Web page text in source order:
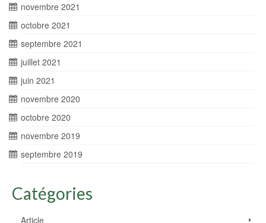
novembre 2021
octobre 2021
septembre 2021
juillet 2021
juin 2021
novembre 2020
octobre 2020
novembre 2019
septembre 2019
Catégories
Article